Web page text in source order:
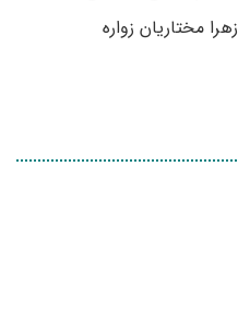
زهرا مختاریان زواره